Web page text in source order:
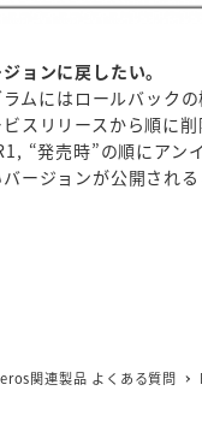
ョンに戻したい。
ムにはロールバック
スリリースから順に削
“発売時”の順にアン
ージョンが公開され
関連製品 よくある質問